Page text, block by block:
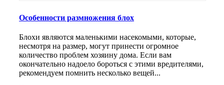
Особенности размножения блох
Блохи являются маленькими насекомыми, которые,
несмотря на размер, могут принести огромное
количество проблем хозяину дома. Если вам
окончательно надоело бороться с этими вредителями,
рекомендуем помнить несколько вещей...